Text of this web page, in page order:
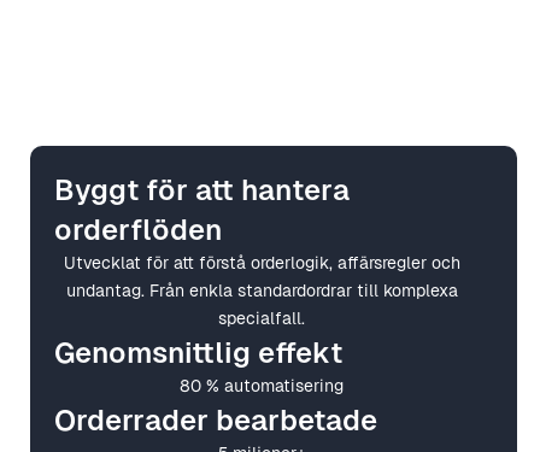
Byggt för att hantera
orderflöden
Utvecklat för att förstå orderlogik, affärsregler och
undantag. Från enkla standardordrar till komplexa
specialfall.
Genomsnittlig effekt
80 % automatisering
Orderrader bearbetade